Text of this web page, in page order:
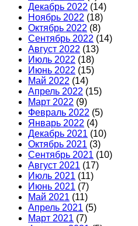
Декабрь 2022 (14)
Ноябрь 2022 (18)
Октябрь 2022 (8)
Сентябрь 2022 (14)
Август 2022 (13)
Июль 2022 (18)
Июнь 2022 (15)
Май 2022 (14)
Апрель 2022 (15)
Март 2022 (9)
Февраль 2022 (5)
Январь 2022 (4)
Декабрь 2021 (10)
Октябрь 2021 (3)
Сентябрь 2021 (10)
Август 2021 (17)
Июль 2021 (11)
Июнь 2021 (7)
Май 2021 (11)
Апрель 2021 (5)
Март 2021 (7)